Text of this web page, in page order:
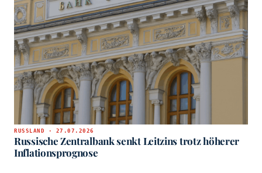
RUSSLAND · 27.07.2026
Russische Zentralbank senkt Leitzins trotz höherer
Inflationsprognose